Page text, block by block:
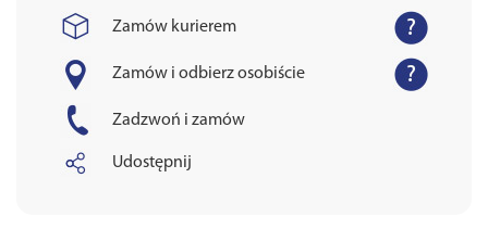
Zamów kurierem
Zamów i odbierz osobiście
Zadzwoń i zamów
Udostępnij